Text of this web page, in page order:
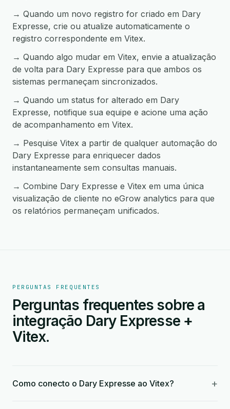
→ Quando um novo registro for criado em Dary
Expresse, crie ou atualize automaticamente o
registro correspondente em Vitex.
→ Quando algo mudar em Vitex, envie a atualização
de volta para Dary Expresse para que ambos os
sistemas permaneçam sincronizados.
→ Quando um status for alterado em Dary
Expresse, notifique sua equipe e acione uma ação
de acompanhamento em Vitex.
→ Pesquise Vitex a partir de qualquer automação do
Dary Expresse para enriquecer dados
instantaneamente sem consultas manuais.
→ Combine Dary Expresse e Vitex em uma única
visualização de cliente no eGrow analytics para que
os relatórios permaneçam unificados.
PERGUNTAS FREQUENTES
Perguntas frequentes sobre a
integração Dary Expresse +
Vitex.
Como conecto o Dary Expresse ao Vitex? +